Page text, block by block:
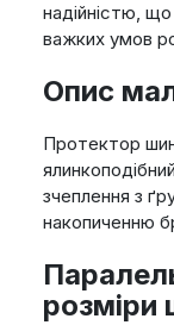
надійністю,
важких умов
Опис
Протектор
зчеплення з
накопиченню
розміри